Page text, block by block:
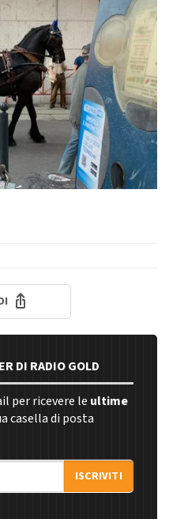
DI RADIO GOLD
per ricevere le ultime
casella di posta
ISCRIVITI